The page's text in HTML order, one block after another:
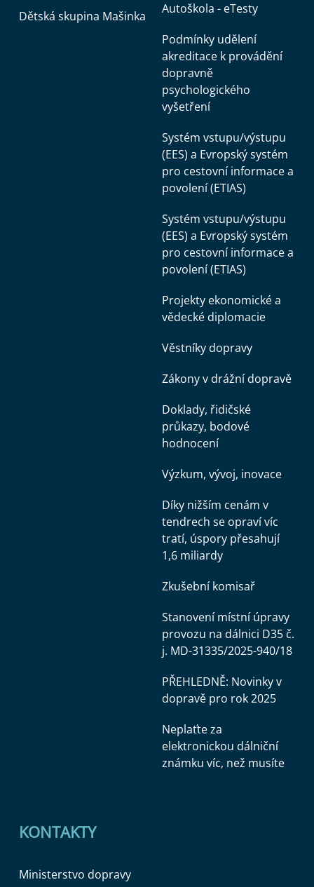
Dětská skupina Mašinka
Autoškola - eTesty
Podmínky udělení
akreditace k provádění
dopravně
psychologického
vyšetření
Systém vstupu/výstupu
(EES) a Evropský systém
pro cestovní informace a
povolení (ETIAS)
Systém vstupu/výstupu
(EES) a Evropský systém
pro cestovní informace a
povolení (ETIAS)
Projekty ekonomické a
vědecké diplomacie
Věstníky dopravy
Zákony v drážní dopravě
Doklady, řidičské
průkazy, bodové
hodnocení
Výzkum, vývoj, inovace
Díky nižším cenám v
tendrech se opraví víc
tratí, úspory přesahují
1,6 miliardy
Zkušební komisař
Stanovení místní úpravy
provozu na dálnici D35 č.
j. MD-31335/2025-940/18
PŘEHLEDNĚ: Novinky v
dopravě pro rok 2025
Neplaťte za
elektronickou dálniční
známku víc, než musíte
KONTAKTY
Ministerstvo dopravy